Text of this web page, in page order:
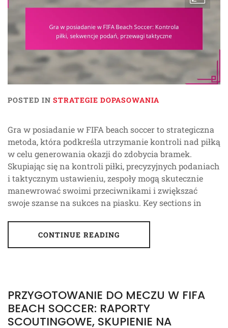
POSTED IN STRATEGIE DOPASOWANIA
Gra w posiadanie w FIFA beach soccer to strategiczna
metoda, która podkreśla utrzymanie kontroli nad piłką
w celu generowania okazji do zdobycia bramek.
Skupiając się na kontroli piłki, precyzyjnych podaniach
i taktycznym ustawieniu, zespoły mogą skutecznie
manewrować swoimi przeciwnikami i zwiększać
swoje szanse na sukces na piasku. Key sections in
CONTINUE READING
PRZYGOTOWANIE DO MECZU W FIFA
BEACH SOCCER: RAPORTY
SCOUTINGOWE, SKUPIENIE NA